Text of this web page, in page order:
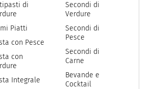
di
Piatti
con Pesce
con
Integrale
Secondi di
Verdure
Secondi di
Pesce
Secondi di
Carne
Bevande e
Cocktail